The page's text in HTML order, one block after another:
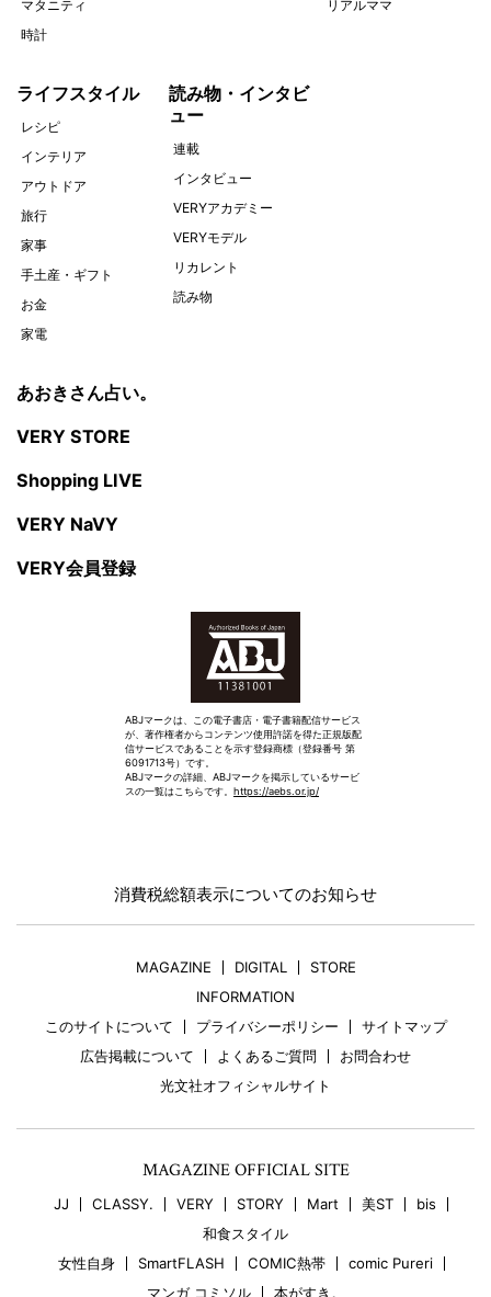
マタニティ
時計
リアルママ
ライフスタイル
レシピ
インテリア
アウトドア
旅行
家事
手土産・ギフト
お金
家電
読み物・インタビ
ュー
連載
インタビュー
VERYアカデミー
VERYモデル
リカレント
読み物
あおきさん占い。
VERY STORE
Shopping LIVE
VERY NaVY
VERY会員登録
ABJマークは、この電子書店・電子書籍配信サービス
が、著作権者からコンテンツ使用許諾を得た正規版配
信サービスであることを示す登録商標（登録番号 第
6091713号）です。
ABJマークの詳細、ABJマークを掲示しているサービ
スの一覧はこちらです。 https://aebs.or.jp/
消費税総額表示についてのお知らせ
MAGAZINE DIGITAL
STORE
INFORMATION
このサイトについて
プライバシーポリシー
サイトマップ
広告掲載について
よくあるご質問
お問合わせ
光文社オフィシャルサイト
MAGAZINE OFFICIAL SITE
JJ CLASSY. VERY STORY Mart 美ST
bis
和食スタイル
女性自身
SmartFLASH COMIC熱帯
comic Pureri
マンガ コミソル
本がすき。